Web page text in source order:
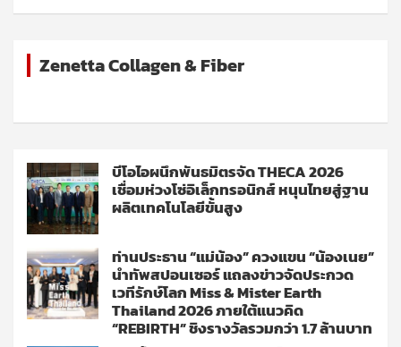
Zenetta Collagen & Fiber
บีโอไอผนึกพันธมิตรจัด THECA 2026
เชื่อมห่วงโซ่อิเล็กทรอนิกส์ หนุนไทยสู่ฐาน
ผลิตเทคโนโลยีขั้นสูง
ท่านประธาน “แม่น้อง” ควงแขน “น้องเนย”
นำทัพสปอนเซอร์ แถลงข่าวจัดประกวด
เวทีรักษ์โลก Miss & Mister Earth
Thailand 2026 ภายใต้แนวคิด
“REBIRTH” ชิงรางวัลรวมกว่า 1.7 ล้านบาท